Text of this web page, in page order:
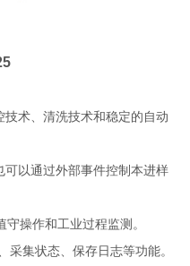
术、清洗技术和稳定的自动
以通过外部事件控制本进样
操作和工业过程监测。
采集状态、保存日志等功能。